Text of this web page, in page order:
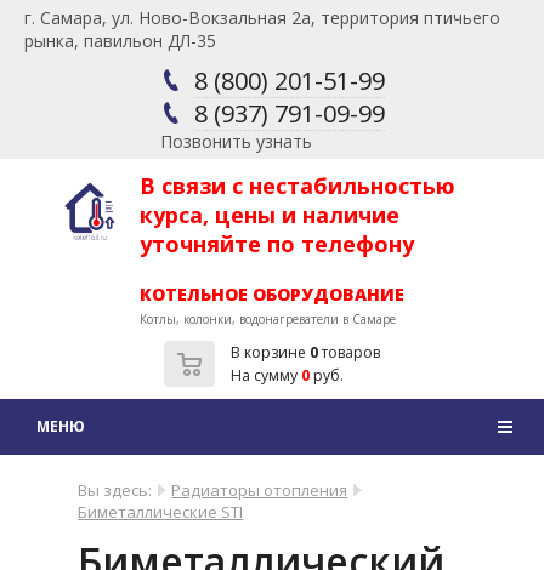
г. Самара, ул. Ново-Вокзальная 2а, территория птичьего
рынка, павильон ДЛ-35
8 (800) 201-51-99
8 (937) 791-09-99
Позвонить узнать
В связи с нестабильностью
курса, цены и наличие
уточняйте по телефону
КОТЕЛЬНОЕ ОБОРУДОВАНИЕ
Котлы, колонки, водонагреватели в Самаре
В корзине 0товаров
На сумму 0руб.
Вы здесь:
Радиаторы отопления
Биметаллические STI